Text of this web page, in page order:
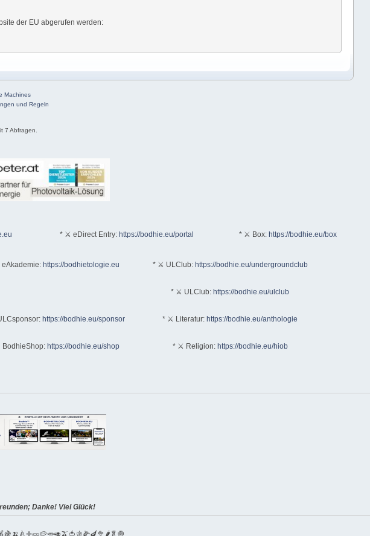
der EU abgerufen werden:
Machines
und Regeln
7 Abfragen.
* ⚔ eDirect Entry: https://bodhie.eu/portal * ⚔ Box: https://bodhie.eu/box
https://bodhietologie.eu * ⚔ ULClub: https://bodhie.eu/undergroundclub
* ⚔ ULClub: https://bodhie.eu/ulclub
https://bodhie.eu/sponsor * ⚔ Literatur: https://bodhie.eu/anthologie
https://bodhie.eu/shop * ⚔ Religion: https://bodhie.eu/hiob
Danke! Viel Glück!